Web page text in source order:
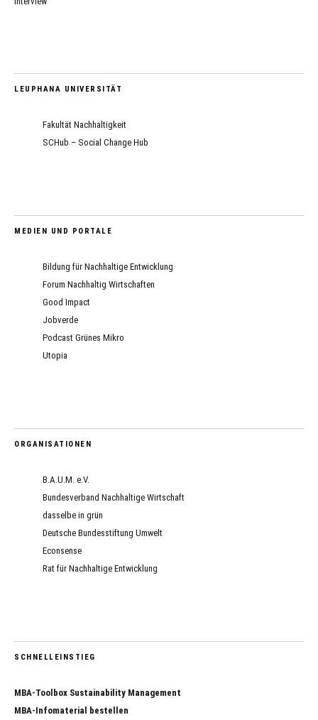
LEUPHANA UNIVERSITÄT
Fakultät Nachhaltigkeit
SCHub – Social Change Hub
MEDIEN UND PORTALE
Bildung für Nachhaltige Entwicklung
Forum Nachhaltig Wirtschaften
Good Impact
Jobverde
Podcast Grünes Mikro
Utopia
ORGANISATIONEN
B.A.U.M. e.V.
Bundesverband Nachhaltige Wirtschaft
dasselbe in grün
Deutsche Bundesstiftung Umwelt
Econsense
Rat für Nachhaltige Entwicklung
SCHNELLEINSTIEG
MBA-Toolbox Sustainability Management
MBA-Infomaterial bestellen